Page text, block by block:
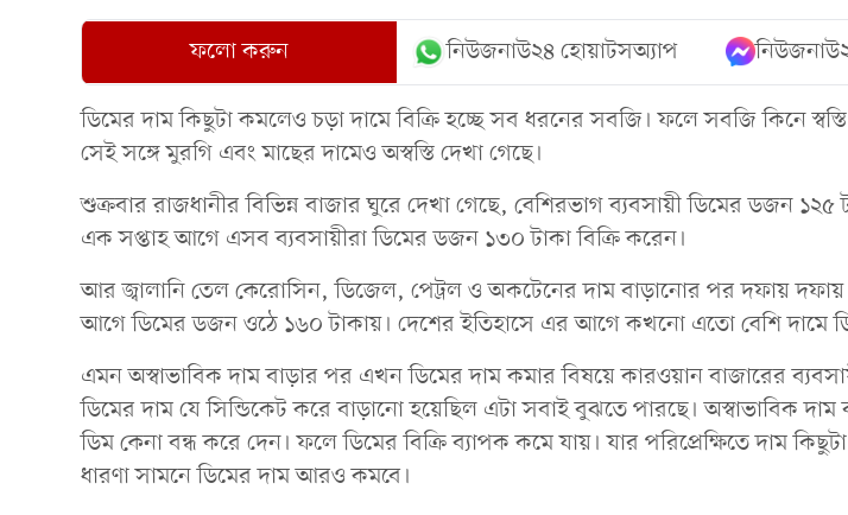
ফলো করুন নিউজনাউ২৪ হোয়াটসঅ্যাপ
ডিমের দাম কিছুটা কমলেও চড়া দামে বিক্রি হচ্ছে সব ধরনের সবজি। ফলে সবজি কিনে স্বস্তি
সেই সঙ্গে মুরগি এবং মাছের দামেও অস্বস্তি দেখা গেছে।
শুক্রবার রাজধানীর বিভিন্ন বাজার ঘুরে দেখা গেছে, বেশিরভাগ ব্যবসায়ী ডিমের ডজন ১২৫
এক সপ্তাহ আগে এসব ব্যবসায়ীরা ডিমের ডজন ১৩০ টাকা বিক্রি করেন।
আর জ্বালানি তেল কেরোসিন, ডিজেল, পেট্রল ও অকটেনের দাম বাড়ানোর পর দফায় দফায়
আগে ডিমের ডজন ওঠে ১৬০ টাকায়। দেশের ইতিহাসে এর আগে কখনো এতো বেশি দামে
এমন অস্বাভাবিক দাম বাড়ার পর এখন ডিমের দাম কমার বিষয়ে কারওয়ান বাজারের
ডিমের দাম যে সিন্ডিকেট করে বাড়ানো হয়েছিল এটা সবাই বুঝতে পারছে। অস্বাভাবিক
ডিম কেনা বন্ধ করে দেন। ফলে ডিমের বিক্রি ব্যাপক কমে যায়। যার পরিপ্রেক্ষিতে দাম
ধারণা সামনে ডিমের দাম আরও কমবে।